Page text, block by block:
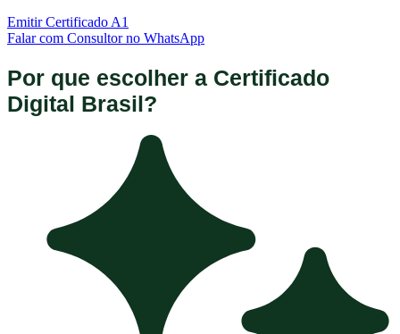
Emitir Certificado A1
Falar com Consultor no WhatsApp
Por que escolher a Certificado
Digital Brasil?